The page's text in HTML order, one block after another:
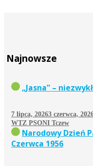
Najnowsze
„Jasna” –
7 lipca, 20263 czerwca,
WTZ PSONI Tczew
Narodowy Dzień
Czerwca 1956